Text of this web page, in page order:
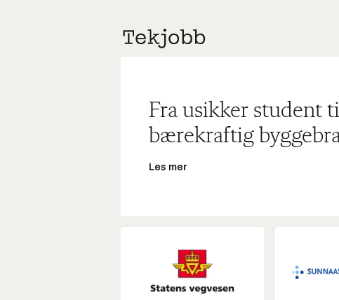
Fra usikker student
bærekraftig
Les mer